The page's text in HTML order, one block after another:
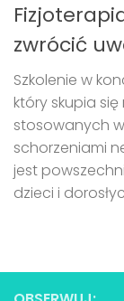
zwrócić
Szkolenie w
który skupia
stosowanych
schorzeniami
jest
dzieci i